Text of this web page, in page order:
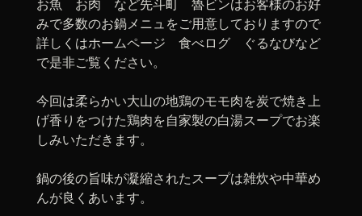
お魚 お肉 など先斗町 魯ビンはお客様のお好
みで多数のお鍋メニュをご用意しておりますので
詳しくはホームページ 食べログ ぐるなびなど
で是非ご覧ください。
今回は柔らかい大山の地鶏のモモ肉を炭で焼き上
げ香りをつけた鶏肉を自家製の白湯スープでお楽
しみいただきます。
鍋の後の旨味が凝縮されたスープは雑炊や中華め
んが良くあいます。